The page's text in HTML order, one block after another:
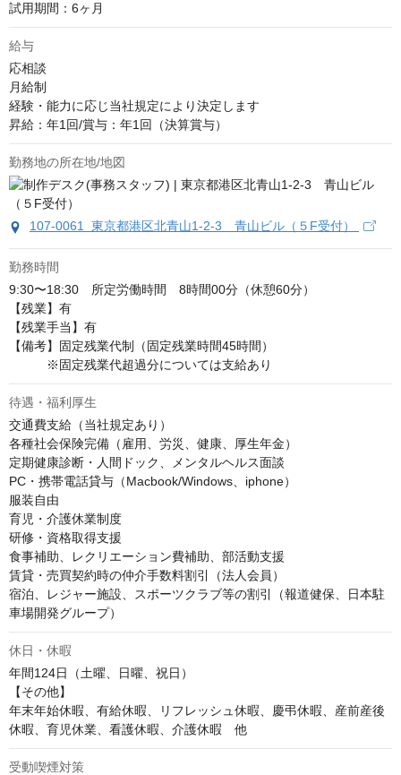
試用期間：6ヶ月
給与
応相談
月給制
経験・能力に応じ当社規定により決定します
昇給：年1回/賞与：年1回（決算賞与）
勤務地の所在地/地図
107-0061 東京都港区北青山1-2-3 青山ビル（５F受付）
勤務時間
9:30〜18:30　所定労働時間　8時間00分（休憩60分）
【残業】有
【残業手当】有
【備考】固定残業代制（固定残業時間45時間）
※固定残業代超過分については支給あり
待遇・福利厚生
交通費支給（当社規定あり）
各種社会保険完備（雇用、労災、健康、厚生年金）
定期健康診断・人間ドック、メンタルヘルス面談
PC・携帯電話貸与（Macbook/Windows、iphone）
服装自由
育児・介護休業制度
研修・資格取得支援
食事補助、レクリエーション費補助、部活動支援
賃貸・売買契約時の仲介手数料割引（法人会員）
宿泊、レジャー施設、スポーツクラブ等の割引（報道健保、日本駐
車場開発グループ）
休日・休暇
年間124日（土曜、日曜、祝日）
【その他】
年末年始休暇、有給休暇、リフレッシュ休暇、慶弔休暇、産前産後
休暇、育児休業、看護休暇、介護休暇　他
受動喫煙対策